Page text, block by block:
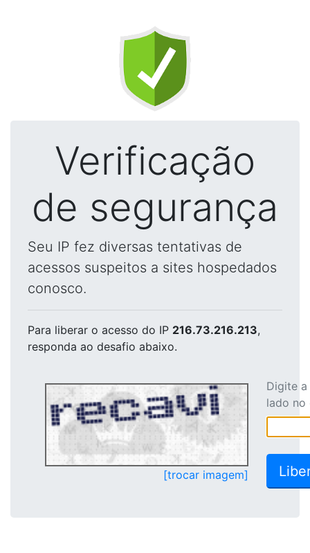
Verificação
de segurança
Seu IP fez diversas tentativas de
acessos suspeitos a sites hospedados
conosco.
Para liberar o acesso do IP 216.73.216.213,
responda ao desafio abaixo.
[trocar imagem]
Digite
lado no